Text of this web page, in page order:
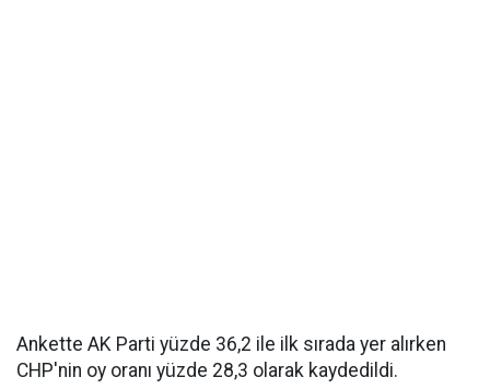
Ankette AK Parti yüzde 36,2 ile ilk sırada yer alırken
CHP'nin oy oranı yüzde 28,3 olarak kaydedildi.